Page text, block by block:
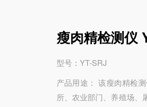
瘦肉精检测仪
型号：YT-SRJ
产品用途： 该瘦肉精检
所、农业部门、养殖场、